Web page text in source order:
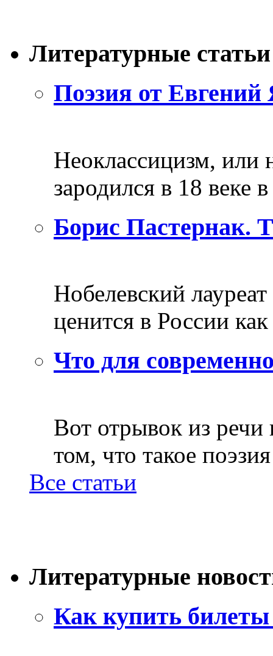
Литературные статьи
Поэзия от Евгений
Неоклассицизм, или
зародился в 18 веке
Борис Пастернак.
Нобелевский
ценится в России
Что для
Вот отрывок из
том, что такое
Все статьи
Литературные
Как купить билеты